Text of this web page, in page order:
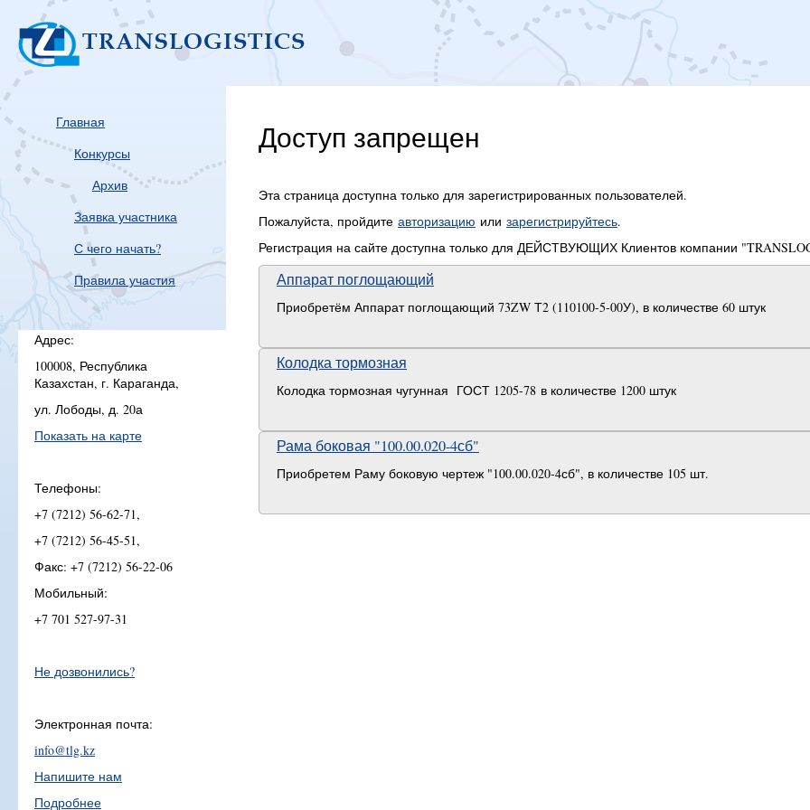
Доступ запрещен
Эта страница доступна только для зарегистрированных пользователей.
Пожалуйста, пройдите авторизацию или зарегистрируйтесь.
Регистрация на сайте доступна только для ДЕЙСТВУЮЩИХ Клиентов компании
Аппарат поглощающий
Приобретём Аппарат поглощающий 73ZW Т2 (110100-5-00У), в количестве 60 штук
Колодка тормозная
Колодка тормозная чугунная ГОСТ 1205-78 в количестве 1200 штук
Рама боковая "100.00.020-4сб"
Приобретем Раму боковую чертеж "100.00.020-4сб", в количестве 105 шт.
Главная
Конкурсы
Архив
Заявка участника
С чего начать?
Правила участия
Адрес:
100008, Республика
Казахстан, г. Караганда,
ул. Лободы, д. 20а
Показать на карте
Телефоны:
+7 (7212) 56-62-71,
+7 (7212) 56-45-51,
Факс: +7 (7212) 56-22-06
Мобильный:
+7 701 527-97-31
Не дозвонились?
Электронная почта:
info@tlg.kz
Напишите нам
Подробнее